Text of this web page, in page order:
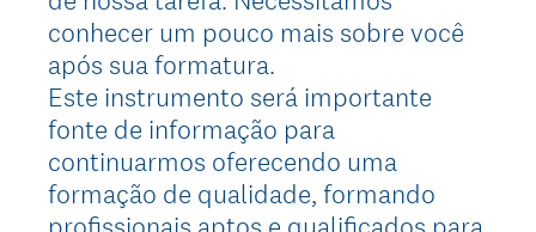
conhecer um pouco mais sobre você
após sua formatura.
Este instrumento será importante
fonte de informação para
continuarmos oferecendo uma
formação de qualidade, formando